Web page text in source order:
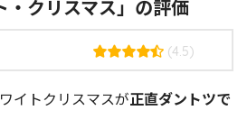
・クリスマス」の評価
(4.5)
イトクリスマスが正直ダントツで